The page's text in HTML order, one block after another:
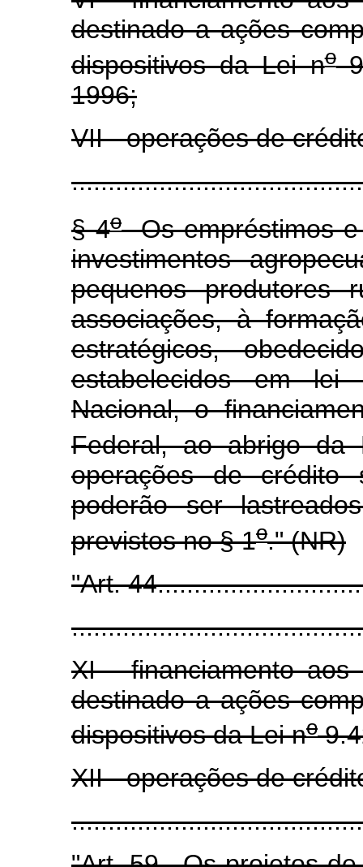
destinado a ações
dispositivos da Lei no
1996;
VII - operações de
§ 4oOs empréstimos e
investimentos
pequenos produtores
associações, à
estratégicos,
estabelecidos em lei
Nacional, o
Federal, ao abrigo da
operações de
poderão ser
previstos no § 1o." (NR)
"Art.
XI - financiamento
destinado a ações
dispositivos da Lei no
XII - operações de